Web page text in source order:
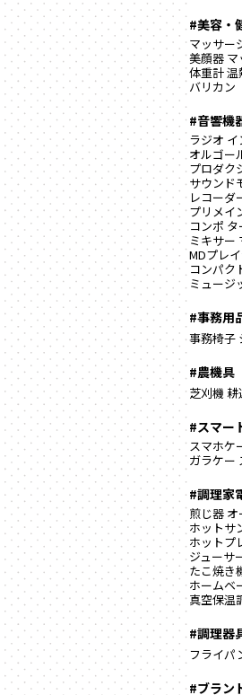
#美容
マッサー
美顔器 マ
体重計温
バリカン
#音響機
ラジオ イ
オルゴー
プロダク
サウンド
レコーダ
プリメイ
コンポ タ
ミキサー
MDプレ
コンパク
ミュージ
#事務用
事務椅子
#農機具
芝刈機耕
#スマー
スマホケ
ガラケー
#調理家
煎じ器 オ
ホットサ
ホットプ
ジューサ
たこ焼き
ホームベ
真空保温
#調理器
フライパ
#ブラン